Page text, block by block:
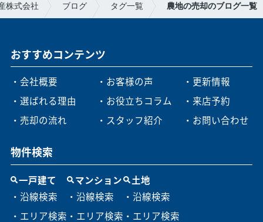
株式会社 ブログ タグ一覧 農地の売却のブログ一覧
おすすめコンテンツ
・会社概要
・選ばれる理由
・売却の流れ
・お客様の声
・お役立ちコラム
・スタッフ紹介
・更新情報
・来店予約
・お問い合わせ
物件検索
一戸建て
・沿線検索
・エリア検索
マンション
・沿線検索
・エリア検索
土地
・沿線検索
・エリア検索